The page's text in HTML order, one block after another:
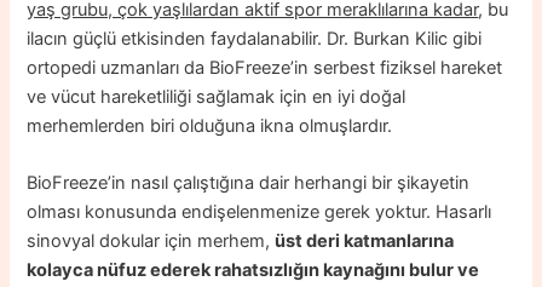
yaş grubu, çok yaşlılardan aktif spor meraklılarına kadar, bu
ilacın güçlü etkisinden faydalanabilir. Dr. Burkan Kilic gibi
ortopedi uzmanları da BioFreeze’in serbest fiziksel hareket
ve vücut hareketliliği sağlamak için en iyi doğal
merhemlerden biri olduğuna ikna olmuşlardır.
BioFreeze’in nasıl çalıştığına dair herhangi bir şikayetin
olması konusunda endişelenmenize gerek yoktur. Hasarlı
sinovyal dokular için merhem,üst deri katmanlarına
kolayca nüfuz ederek rahatsızlığın kaynağını bulur ve